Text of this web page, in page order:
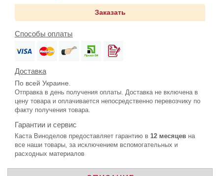
Заказать
Способы оплаты
Доставка
По всей Украине.
Отправка в день получения оплаты. Доставка не включена в
цену товара и оплачивается непосредственно перевозчику по
факту получения товара.
Гарантии и сервис
Каста Виноделов предоставляет гарантию в 12 месяцев на
все наши товары, за исключением вспомогательных и
расходных материалов